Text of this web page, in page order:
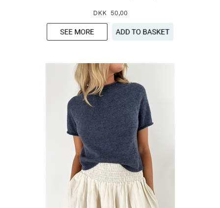
DKK 50,00